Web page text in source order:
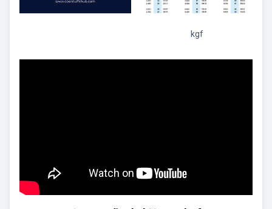
kgf